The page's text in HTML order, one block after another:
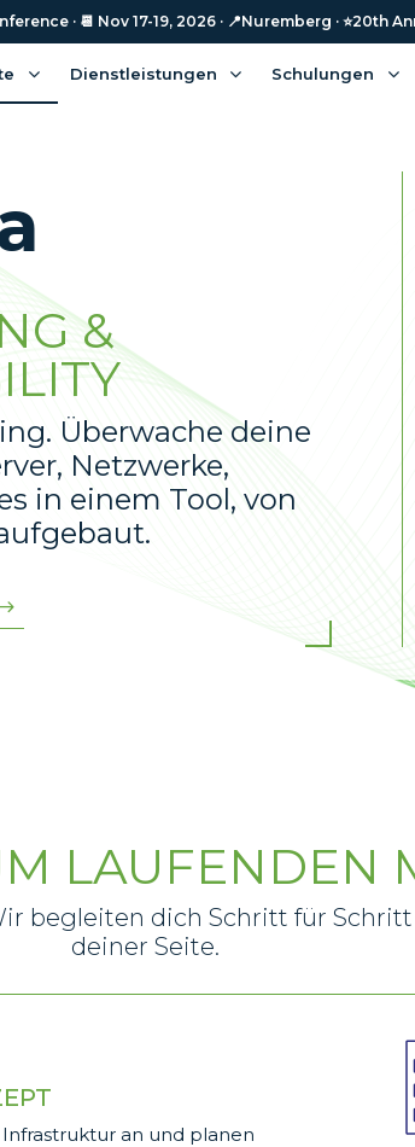
· 📆 Nov 17-19, 2026 · 📍Nuremberg · ⭐️20th
Dienstleistungen Schulungen
&
Überwache deine
Netzwerke,
in einem Tool, von
LAUFENDEN
begleiten dich Schritt für
deiner Seite.
an und planen